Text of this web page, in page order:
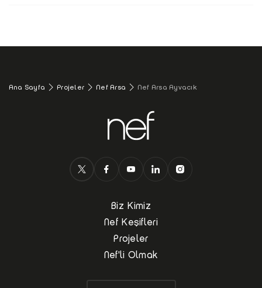
Ana Sayfa Projeler Nef Arsa Nef Arsa Ayvacık
Biz Kimiz
Nef Keşifleri
Projeler
Nef'li Olmak